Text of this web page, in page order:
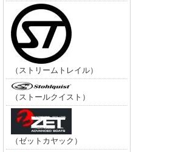
（ストリームトレイル）
（ストールクイスト）
（ゼットカヤック）